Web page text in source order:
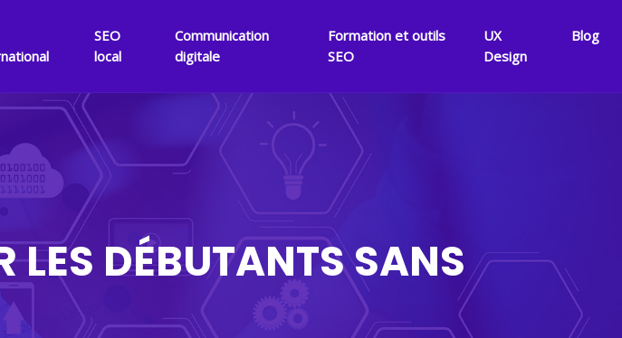
SEO
local
Communication
digitale
Formation et outils
SEO
UX
Design
Blog
LES DÉBUTANTS SANS